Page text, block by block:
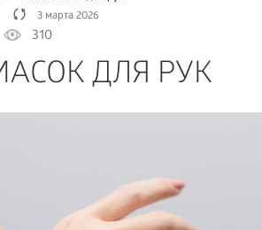
3 марта 2026
310
ДЛЯ РУК